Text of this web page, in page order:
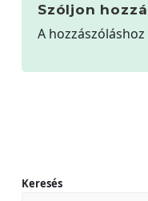
Szóljon hozzá
A hozzászóláshoz
Keresés